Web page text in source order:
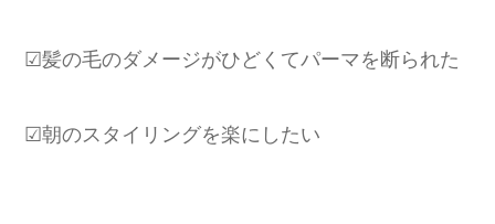
☑髪の毛のダメージがひどくてパーマを断られた
☑朝のスタイリングを楽にしたい